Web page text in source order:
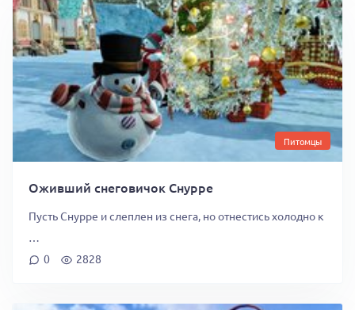
Питомцы
Оживший снеговичок Снурре
Пусть Снурре и слеплен из снега, но отнестись холодно к
…
0
2828